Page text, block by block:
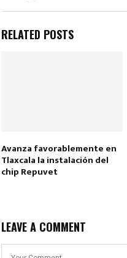
RELATED POSTS
Avanza favorablemente en
Tlaxcala la instalación del
chip Repuvet
LEAVE A COMMENT